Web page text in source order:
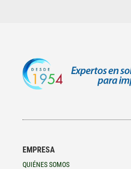
EMPRESA
QUIÉNES SOMOS